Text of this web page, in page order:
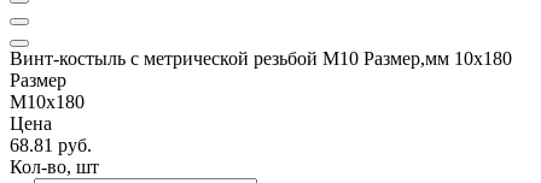
Винт-костыль с метрической резьбой М10 Размер,мм 10х180
Размер
М10х180
Цена
68.81 руб.
Кол-во, шт